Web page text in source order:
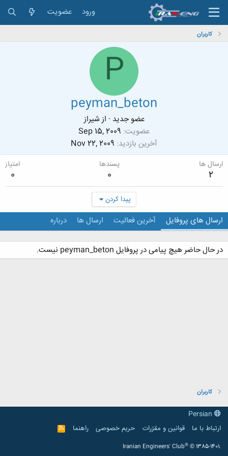
ورود عضویت
کاربران
P
peyman_beton
عضو جدید · ازشیراز
عضویت Sep 15, 2009
آخرین بازدید Nov 22, 2009
ارسال ها
2
پسندها
0
امتیاز
0
پیدا کردن
ارسال های پروفایل آخرین فعالیت ارسال ها درباره
در حال حاضر هیچ پیامی در پروفایل peyman_beton نیست.
کاربران
ارتباط با ما
قوانین و مقرّرات حریم خصوصی راهنما
R
S
Iranian Engineers' Club® © 1385-1401.